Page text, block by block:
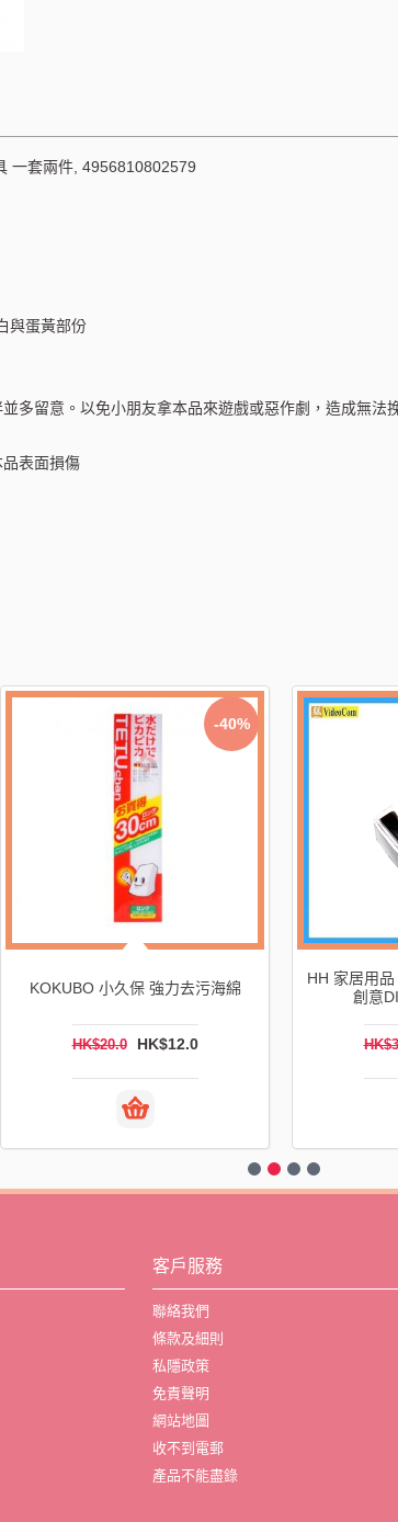
一套兩件, 4956810802579
與蛋黃部份
多留意。以免小朋友拿本品來遊戲或惡作劇，造成無法
表面損傷
-43%
品 - SUSHI MOULD-J18
意DIY自製壽司模具
HK$20.0
KOKUBO 小久保 KK-
夾 3個入 162-
客戶服務
聯絡我們
條款及細則
私隱政策
免責聲明
網站地圖
收不到電郵
產品不能盡錄